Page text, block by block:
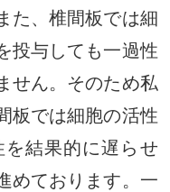
た、椎間板では細
投与しても一過性
せん。そのため私
板では細胞の活性
結果的に遅らせ
めております。一